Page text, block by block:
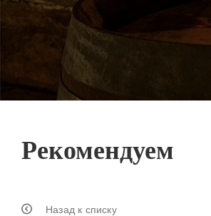
Рекомендуем
Назад к списку